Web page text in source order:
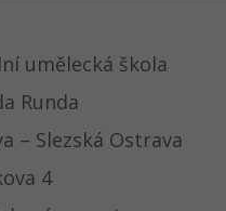
umělecká škola
Runda
– Slezská Ostrava
4